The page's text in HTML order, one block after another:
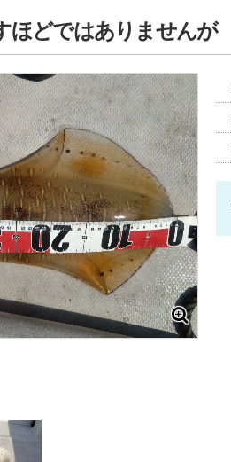
ほどではありませんが